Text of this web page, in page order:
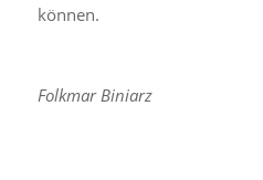
können.
Folkmar Biniarz